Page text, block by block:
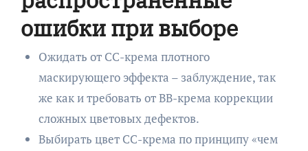
ошибки при выборе
Ожидать от CC-крема плотного
маскирующего эффекта – заблуждение, так
же как и требовать от BB-крема коррекции
сложных цветовых дефектов.
Выбирать цвет CC-крема по принципу «чем